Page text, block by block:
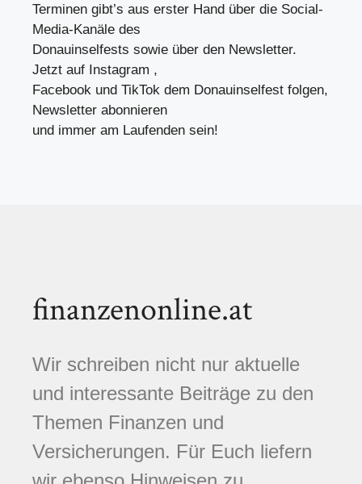
Terminen gibt’s aus erster Hand über die Social-
Media-Kanäle des
Donauinselfests sowie über den Newsletter.
Jetzt auf Instagram ,
Facebook und TikTok dem Donauinselfest folgen,
Newsletter abonnieren
und immer am Laufenden sein!
finanzenonline.at
Wir schreiben nicht nur aktuelle
und interessante Beiträge zu den
Themen Finanzen und
Versicherungen. Für Euch liefern